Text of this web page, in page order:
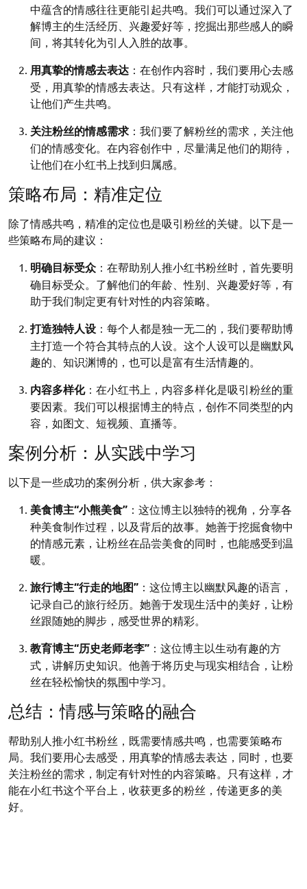
中蕴含的情感往往更能引起共鸣。我们可以通过深入了
解博主的生活经历、兴趣爱好等，挖掘出那些感人的瞬
间，将其转化为引人入胜的故事。
用真挚的情感去表达 ：在创作内容时，我们要用心去感
受，用真挚的情感去表达。只有这样，才能打动观众，
让他们产生共鸣。
关注粉丝的情感需求 ：我们要了解粉丝的需求，关注他
们的情感变化。在内容创作中，尽量满足他们的期待，
让他们在小红书上找到归属感。
策略布局：精准定位
除了情感共鸣，精准的定位也是吸引粉丝的关键。以下是一
些策略布局的建议：
明确目标受众 ：在帮助别人推小红书粉丝时，首先要明
确目标受众。了解他们的年龄、性别、兴趣爱好等，有
助于我们制定更有针对性的内容策略。
打造独特人设 ：每个人都是独一无二的，我们要帮助博
主打造一个符合其特点的人设。这个人设可以是幽默风
趣的、知识渊博的，也可以是富有生活情趣的。
内容多样化：在小红书上，内容多样化是吸引粉丝的重
要因素。我们可以根据博主的特点，创作不同类型的内
容，如图文、短视频、直播等。
案例分析：从实践中学习
以下是一些成功的案例分析，供大家参考：
美食博主“小熊美食” ：这位博主以独特的视角，分享各
种美食制作过程，以及背后的故事。她善于挖掘食物中
的情感元素，让粉丝在品尝美食的同时，也能感受到温
暖。
旅行博主“行走的地图” ：这位博主以幽默风趣的语言，
记录自己的旅行经历。她善于发现生活中的美好，让粉
丝跟随她的脚步，感受世界的精彩。
教育博主“历史老师老李” ：这位博主以生动有趣的方
式，讲解历史知识。他善于将历史与现实相结合，让粉
丝在轻松愉快的氛围中学习。
总结：情感与策略的融合
帮助别人推小红书粉丝，既需要情感共鸣，也需要策略布
局。我们要用心去感受，用真挚的情感去表达，同时，也要
关注粉丝的需求，制定有针对性的内容策略。只有这样，才
能在小红书这个平台上，收获更多的粉丝，传递更多的美
好。